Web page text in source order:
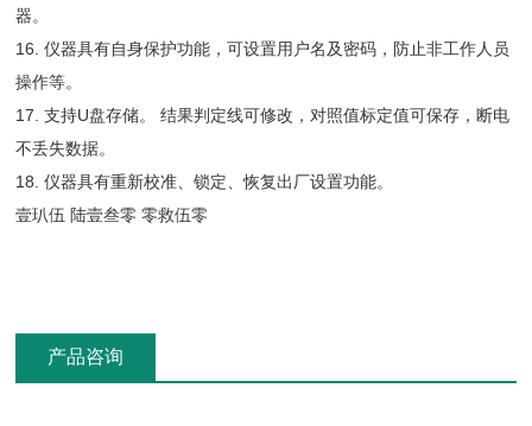
器。
16. 仪器具有自身保护功能，可设置用户名及密码，防止非工作人员
操作等。
17. 支持U盘存储。 结果判定线可修改，对照值标定值可保存，断电
不丢失数据。
18. 仪器具有重新校准、锁定、恢复出厂设置功能。
壹玐伍 陆壹叁零 零救伍零
产品咨询